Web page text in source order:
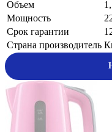
Объем
Мощность
Срок гарантии
Страна производитель